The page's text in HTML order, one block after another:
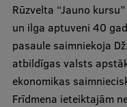
Par RSU
Studentu dzīve
Rūzvelta “Jauno
un ilga aptuveni 40
pasaule saimniekoja
atbildīgas valsts
ekonomikas
Frīdmena ieteiktajām